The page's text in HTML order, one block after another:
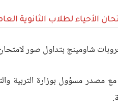
لطلاب الثانوية العامة 2023 قبل بدء
شاومينج بتداول صور لامتحان
القاهرة 24، مع مصدر مسؤول بوزارة